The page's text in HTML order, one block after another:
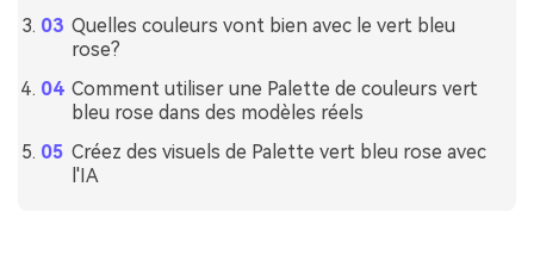
Quelles couleurs vont bien avec le vert bleu
rose?
Comment utiliser une Palette de couleurs vert
bleu rose dans des modèles réels
Créez des visuels de Palette vert bleu rose avec
l'IA